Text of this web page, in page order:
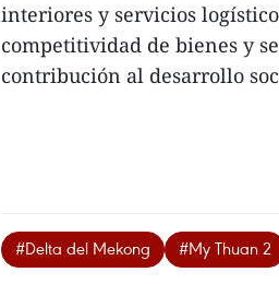
interiores y servicios
competitividad de bienes y
contribución al desarrollo
#Delta del Mekong #My Thuan 2